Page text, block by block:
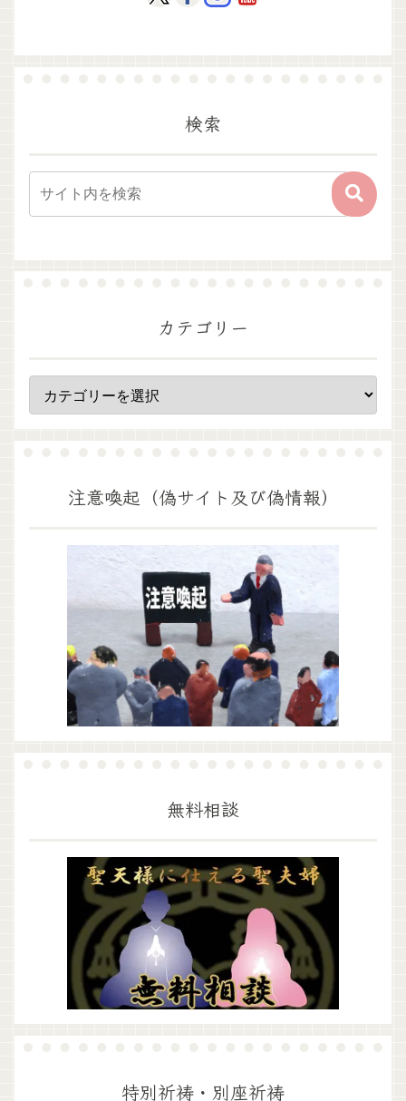
検索
カテゴリー
注意喚起（偽サイト及び偽情報）
無料相談
特別祈祷・別座祈祷